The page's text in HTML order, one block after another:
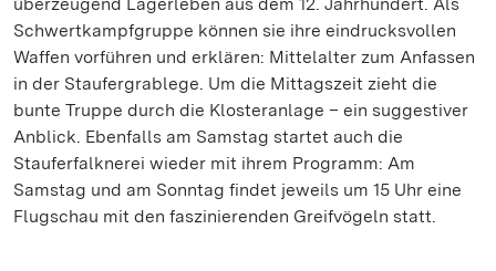
Schwertkampfgruppe können sie ihre eindrucksvollen
Waffen vorführen und erklären: Mittelalter zum Anfassen
in der Staufergrablege. Um die Mittagszeit zieht die
bunte Truppe durch die Klosteranlage – ein suggestiver
Anblick. Ebenfalls am Samstag startet auch die
Stauferfalknerei wieder mit ihrem Programm: Am
Samstag und am Sonntag findet jeweils um 15 Uhr eine
Flugschau mit den faszinierenden Greifvögeln statt.